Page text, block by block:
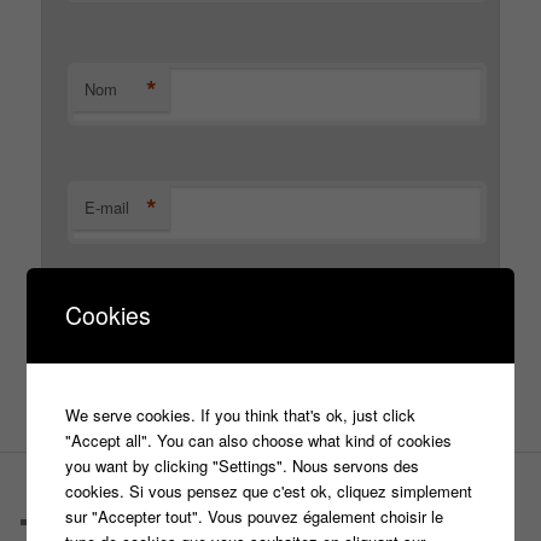
Nom *
E-mail *
Site web
PAGES
Castings
Cookies
We serve cookies. If you think that's ok, just click
"Accept all". You can also choose what kind of cookies
you want by clicking "Settings". Nous servons des
cookies. Si vous pensez que c'est ok, cliquez simplement
sur "Accepter tout". Vous pouvez également choisir le